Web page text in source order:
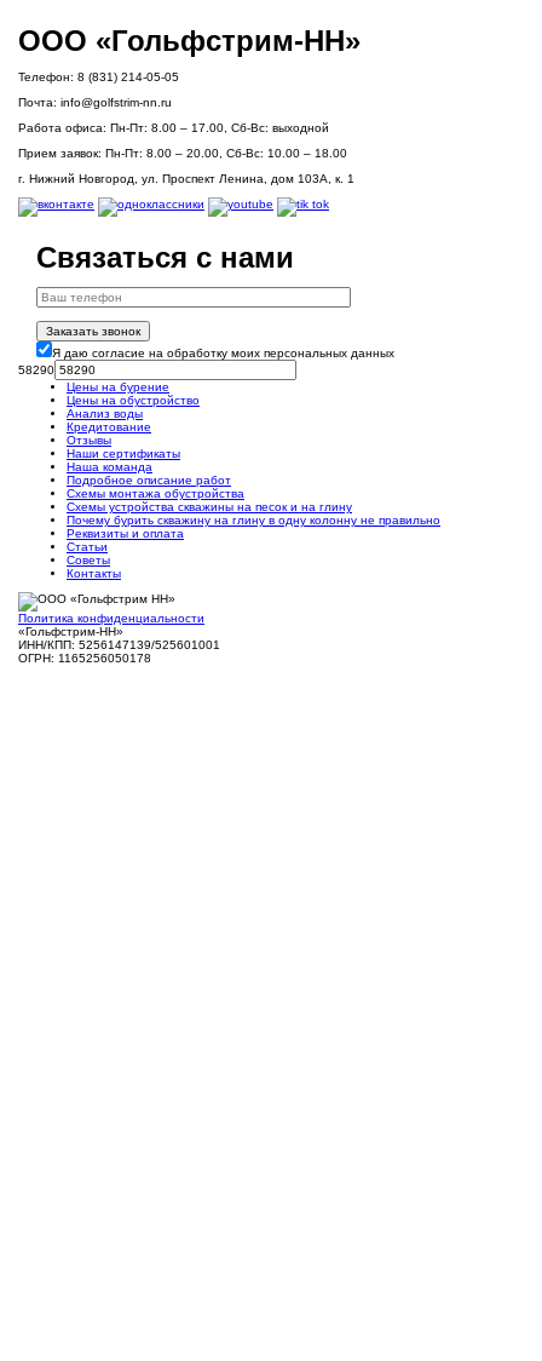
ООО «Гольфстрим-НН»
Телефон: 8 (831) 214-05-05
Почта: info@golfstrim-nn.ru
Работа офиса: Пн-Пт: 8.00 – 17.00, Сб-Вс: выходной
Прием заявок: Пн-Пт: 8.00 – 20.00, Сб-Вс: 10.00 – 18.00
г. Нижний Новгород, ул. Проспект Ленина, дом 103А, к. 1
Связаться с нами
Заказать звонок
Я даю согласие на обработку моих персональных данных
58290
Цены на бурение
Цены на обустройство
Анализ воды
Кредитование
Отзывы
Наши сертификаты
Наша команда
Подробное описание работ
Схемы монтажа обустройства
Схемы устройства скважины на песок и на глину
Почему бурить скважину на глину в одну колонну не правильно
Реквизиты и оплата
Статьи
Советы
Контакты
Политика конфиденциальности
«Гольфстрим-НН»
ИНН/КПП: 5256147139/525601001
ОГРН: 1165256050178